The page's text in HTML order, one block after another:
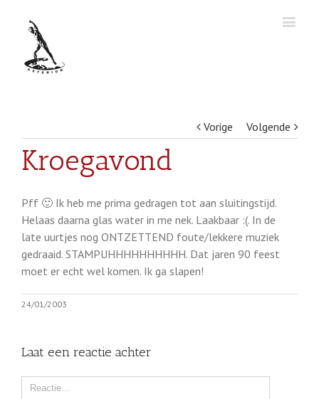
Vorige Volgende
Kroegavond
Pff 🙂 Ik heb me prima gedragen tot aan sluitingstijd.
Helaas daarna glas water in me nek. Laakbaar :(. In de
late uurtjes nog ONTZETTEND foute/lekkere muziek
gedraaid. STAMPUHHHHHHHHHH. Dat jaren 90 feest
moet er echt wel komen. Ik ga slapen!
24/01/2003
Laat een reactie achter
Comment